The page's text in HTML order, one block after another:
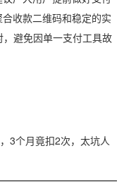
收款二维码和稳定的实
避免因单一支付工具故
3个月竟扣2次，太坑人